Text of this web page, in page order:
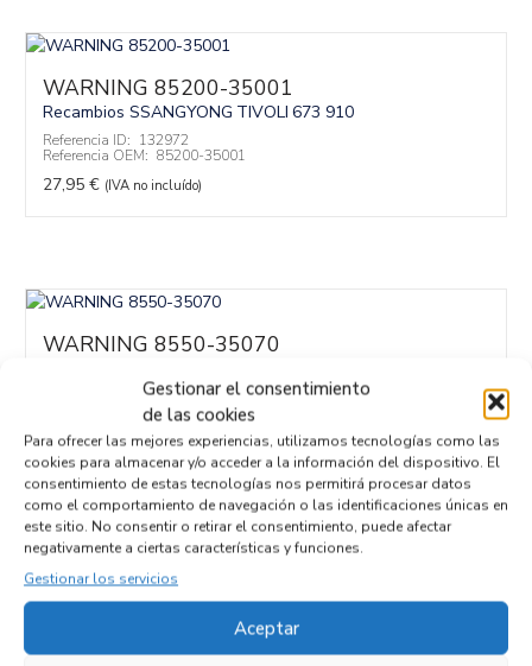
Gestionar el consentimiento
de las cookies
Para ofrecer las mejores experiencias, utilizamos tecnologías como las
cookies para almacenar y/o acceder a la información del dispositivo. El
consentimiento de estas tecnologías nos permitirá procesar datos
como el comportamiento de navegación o las identificaciones únicas en
este sitio. No consentir o retirar el consentimiento, puede afectar
negativamente a ciertas características y funciones.
Gestionar los servicios
Aceptar
WARNING 85200-35001
Recambios SSANGYONG TIVOLI 673 910
Referencia ID: 132972
Referencia OEM: 85200-35001
27,95 € (IVA no incluído)
WARNING 8550-35070
117380
Referencia OEM: 8550-35070
22,95€ (IVA no incluído)
WARNING DD14J
REXTON
Referencia ID: 111803